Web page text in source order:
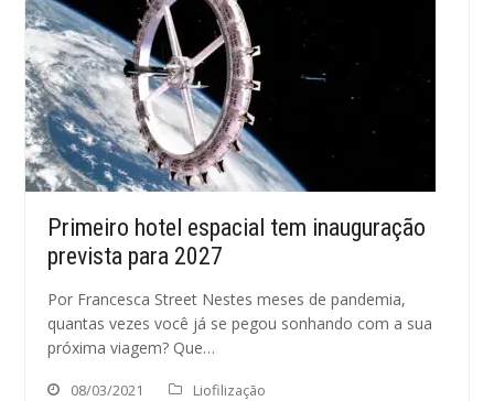
Primeiro hotel espacial tem inauguração
prevista para 2027
Por Francesca Street Nestes meses de pandemia,
quantas vezes você já se pegou sonhando com a sua
próxima viagem? Que…
08/03/2021 Liofilização